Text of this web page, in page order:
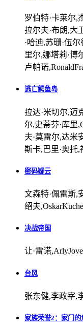
罗伯特·卡莱尔,
拉尔夫·布朗,大
·哈迪,苏珊·伍
里尔,娜塔莉·博
卢帕诺
逃亡鳄鱼岛
拉达·米切尔,迈
尔,史蒂芬·库里
夫·莫雷尔,达米
斯卡,巴里·奥托
密码疑云
文森特·佩雷斯,
绍夫
决战帝国
让·雷诺
台风
张东健,李政宰,
家族荣誉2：家门的